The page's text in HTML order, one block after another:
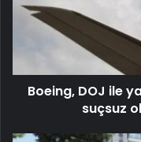
Boeing, DOJ ile
suçsuz